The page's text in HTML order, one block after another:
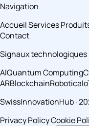
Navigation
AccueilServices
Contact
Signaux technologiques
AIQuantum Computing
ARBlockchainRobotica
SwissInnovationHub ·
Privacy PolicyCookie